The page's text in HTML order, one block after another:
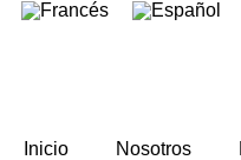
Inicio Nosotros